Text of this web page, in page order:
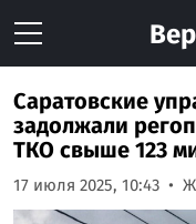
Саратовские
задолжали
ТКО свыше 123
17 июля 2025, 10:43